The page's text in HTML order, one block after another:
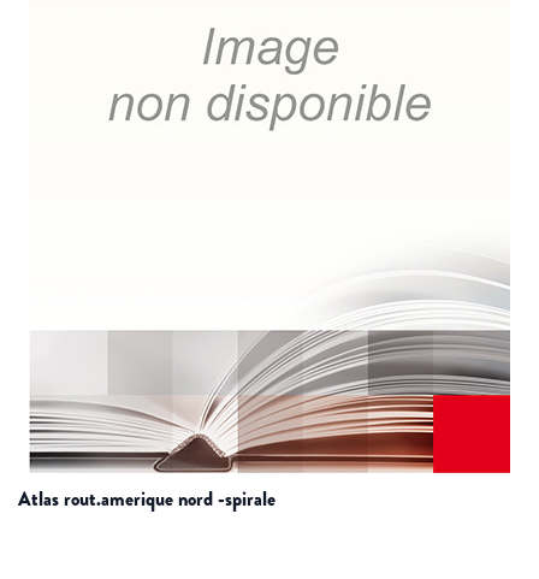
atlas rout.amerique nord -spirale